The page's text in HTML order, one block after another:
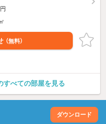
（無料）
すべての部屋を見る
ダウンロード